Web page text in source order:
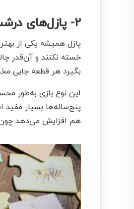
۲- پازل‌های درشت و مناسب سن پنج سال
پازل همیشه یکی از
خسته نکنند و آن‌قدر
بگیرد هر قطعه جایی
این نوع بازی به‌طور
پنج‌ساله‌ها بسیار
هم افزایش می‌دهد